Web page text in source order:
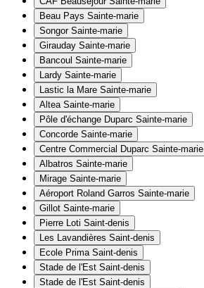
Beau Pays Sainte-marie
Songor Sainte-marie
Girauday Sainte-marie
Bancoul Sainte-marie
Lardy Sainte-marie
Lastic la Mare Sainte-marie
Altea Sainte-marie
Pôle d'échange Duparc Sainte-marie
Concorde Sainte-marie
Centre Commercial Duparc Sainte-marie
Albatros Sainte-marie
Mirage Sainte-marie
Aéroport Roland Garros Sainte-marie
Gillot Sainte-marie
Pierre Loti Saint-denis
Les Lavandières Saint-denis
Ecole Prima Saint-denis
Stade de l'Est Saint-denis
Stade de l'Est Saint-denis